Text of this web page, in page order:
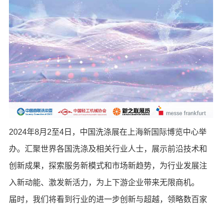
2024年8月2至4日，中国洗涤展在上海新国际博览中心举
办。汇聚世界各国洗涤及相关行业人士，展示前沿技术和
创新成果，探索服务新模式和市场新趋势，为行业发展注
入新动能、激发新活力，为上下游企业带来无限商机。
届时，我们将看到行业的进一步创新与超越，领略数百家